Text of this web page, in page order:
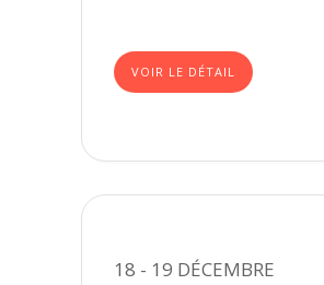
VOIR LE DÉTAIL
18 - 19 DÉCEMBRE